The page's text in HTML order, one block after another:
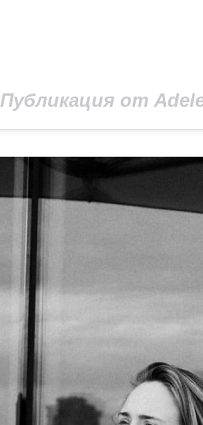
Публикация от